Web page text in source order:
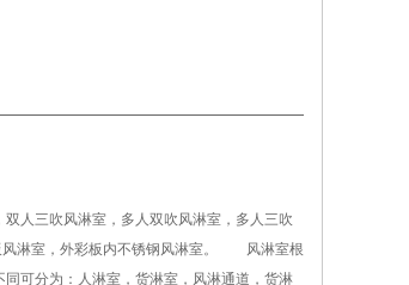
人三吹风淋室，多人双吹风淋室，多人三吹
风淋室，外彩板内不锈钢风淋室。 风淋室根
可分为：人淋室，货淋室，风淋通道，货淋